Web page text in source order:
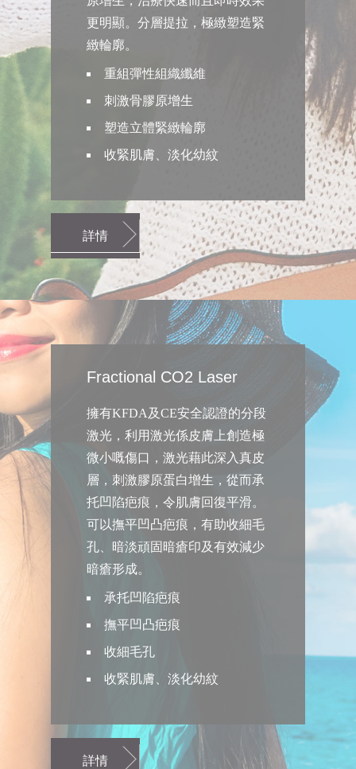
更明顯。分層提拉，極緻塑造緊
緻輪廓。
重組彈性組織纖維
刺激骨膠原增生
塑造立體緊緻輪廓
收緊肌膚、淡化幼紋
詳情
Fractional CO2 Laser
擁有KFDA及CE安全認證的分段
激光，利用激光係皮膚上創造極
微小嘅傷口，激光藉此深入真皮
層，刺激膠原蛋白增生，從而承
托凹陷疤痕，令肌膚回復平滑。
可以撫平凹凸疤痕，有助收細毛
孔、暗淡頑固暗瘡印及有效減少
暗瘡形成。
承托凹陷疤痕
撫平凹凸疤痕
收細毛孔
收緊肌膚、淡化幼紋
詳情